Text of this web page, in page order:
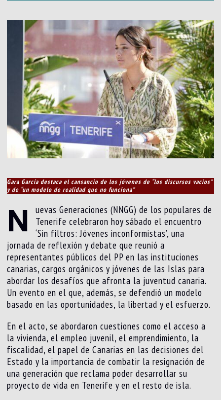
Gara García destaca el cansancio de los jóvenes de “los discursos vacíos”
y de “un modelo de realidad que no funciona”
N
uevas Generaciones (NNGG) de los populares de
Tenerife celebraron hoy sábado el encuentro
‘Sin filtros: Jóvenes inconformistas’, una
jornada de reflexión y debate que reunió a
representantes públicos del PP en las instituciones
canarias, cargos orgánicos y jóvenes de las Islas para
abordar los desafíos que afronta la juventud canaria.
Un evento en el que, además, se defendió un modelo
basado en las oportunidades, la libertad y el esfuerzo.
En el acto, se abordaron cuestiones como el acceso a
la vivienda, el empleo juvenil, el emprendimiento, la
fiscalidad, el papel de Canarias en las decisiones del
Estado y la importancia de combatir la resignación de
una generación que reclama poder desarrollar su
proyecto de vida en Tenerife y en el resto de isla.